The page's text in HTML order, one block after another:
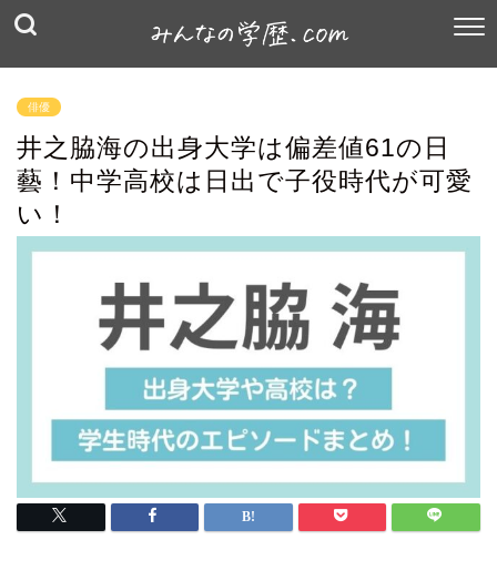
俳優
井之脇海の出身大学は偏差値61の日
藝！中学高校は日出で子役時代が可愛
い！